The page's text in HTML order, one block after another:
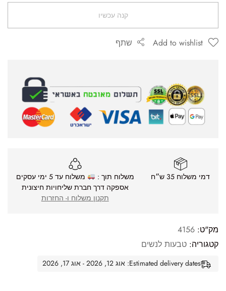
קנה עכשיו
Add to wishlist שתף
דמי משלוח 35 ש״ח משלוח תוך :
משלוח עד 5 ימי עסקים
אספקה דרך חברת שליחויות חיצונית
תקנון משלוח ו- החזרות
מק"ט: 4156
קטגוריה: טבעות לנשים
Estimated delivery dates: אוג 12, 2026 - אוג 17, 2026